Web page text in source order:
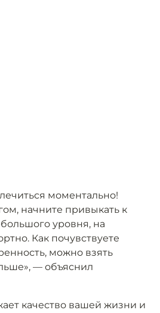
моментально!
начните привыкать к
уровня, на
Как почувствуете
можно взять
— объяснил
качество вашей жизни и